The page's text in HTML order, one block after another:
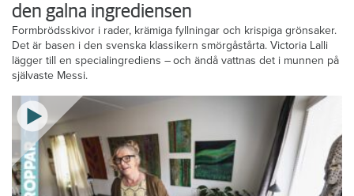
den galna ingrediensen
Formbrödsskivor i rader, krämiga fyllningar och krispiga grönsaker.
Det är basen i den svenska klassikern smörgåstårta. Victoria Lalli
lägger till en specialingrediens – och ändå vattnas det i munnen på
självaste Messi.